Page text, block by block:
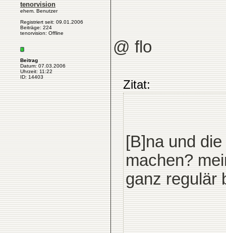
tenorvision
ehem. Benutzer
Registriert seit: 09.01.2006
Beiträge: 224
tenorvision: Offline
Beitrag
Datum: 07.03.2006
Uhrzeit: 11:22
ID: 14403
@ flo
Zitat:
[B]na und
machen?
ganz regulär